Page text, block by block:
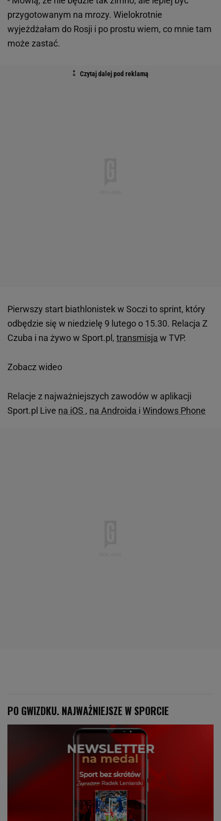
przygotowanym na mrozy. Wielokrotnie
wyjeżdżałam do Rosji i po prostu wiem, co mnie tam
może zastać.
Pierwszy start biathlonistek w Soczi to sprint, który
odbędzie się w niedzielę 9 lutego o 15.30. Relacja Z
Czuba i na żywo w Sport.pl, transmisja w TVP.
Zobacz wideo
Relacje z najważniejszych zawodów w aplikacji
Sport.pl Live na iOS , na Androida i Windows Phone